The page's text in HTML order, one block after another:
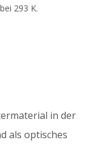
293 K.
in der
als optisches